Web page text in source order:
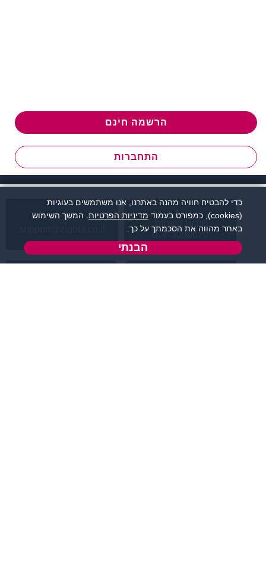
הרשמה חינם
התחברות
077-5030670
כדי להבטיח חוויה מהנה באתרנו, אנו משתמשים בעוגיות
(cookies), כמפורט בעמוד
מדיניות הפרטיות . המשך השימוש
באתר מהווה את הסכמתך על כך.
הבנתי